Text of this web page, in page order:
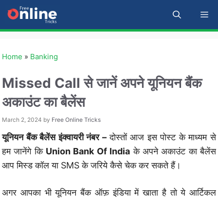
Skip
content
Home » Banking
Missed Call से जानें अपने यूनियन बैंक
अकाउंट का बैलेंस
March 2, 2024 by Free Online Tricks
यूनियन बैंक बैलेंस इंक्वायरी नंबर –दोस्तों आज इस पोस्ट के माध्यम से
हम जानेंगे कि Union Bank Of India के अपने अकाउंट का बैलेंस
आप मिस्ड कॉल या SMS के जरिये कैसे चेक कर सकते हैं।
अगर आपका भी यूनियन बैंक ऑफ़ इंडिया में खाता है तो ये आर्टिकल